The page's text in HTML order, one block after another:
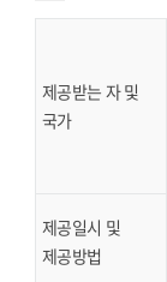
제공받는 자 및
국가
제공일시 및
제공방법